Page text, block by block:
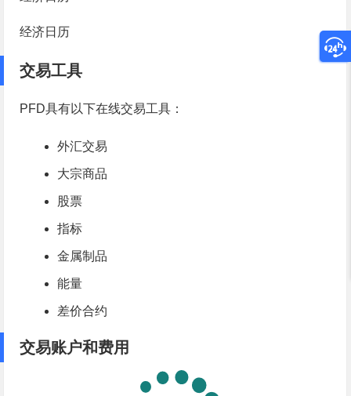
经济日历
交易工具
PFD具有以下在线交易工具：
外汇交易
大宗商品
股票
指标
金属制品
能量
差价合约
交易账户和费用